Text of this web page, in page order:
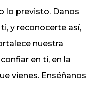
lo previsto. Danos
y reconocerte así,
nuestra
en ti, en la
vienes. Enséñanos